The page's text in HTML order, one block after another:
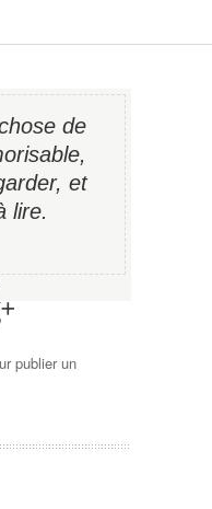
de
et
lire.
publier un